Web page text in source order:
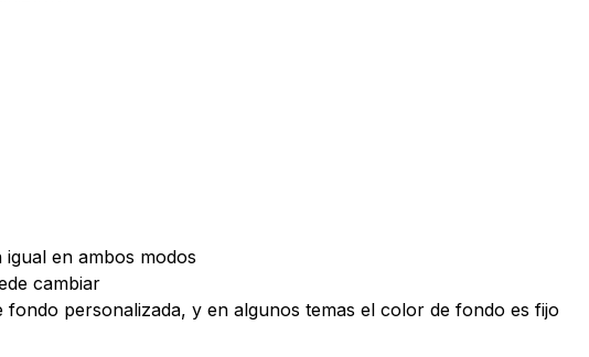
en ambos modos
cambiar
personalizada, y en algunos temas el color de fondo es fijo